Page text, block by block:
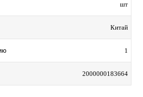
шт
Китай
1
2000000183664